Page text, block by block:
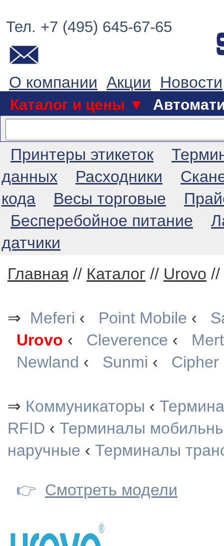
Тел. +7 (495) 645-67-65
О компании Акции Новости
Каталог и цены ▼
Принтеры этикеток
данных
Расходники
кода
Весы торговые
Бесперебойное питание
датчики
Главная // Каталог // Urovo //
⇒ Meferi ‹ Point Mobile ‹
Urovo ‹ Cleverence ‹
Newland ‹ Sunmi ‹ Cipher
⇒ Коммуникаторы ‹
RFID ‹ Терминалы
наручные ‹ Терминалы
👉 Смотреть модели